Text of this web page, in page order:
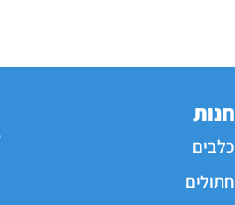
חנות
כלבים
חתולים